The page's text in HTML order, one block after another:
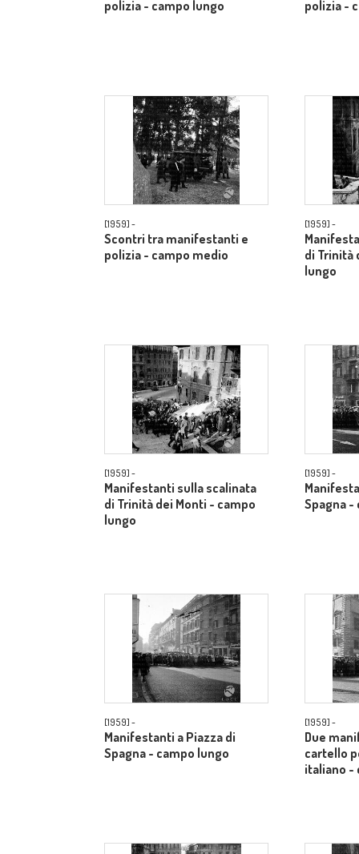
polizia - campo lungo
polizia -
[1959] -
Scontri tra manifestanti e
polizia - campo medio
[1959] -
di Trinità
lungo
[1959] -
Manifestanti sulla scalinata
di Trinità dei Monti - campo
lungo
[1959] -
Spagna -
[1959] -
Manifestanti a Piazza di
Spagna - campo lungo
[1959] -
Due
cartello
italiano -